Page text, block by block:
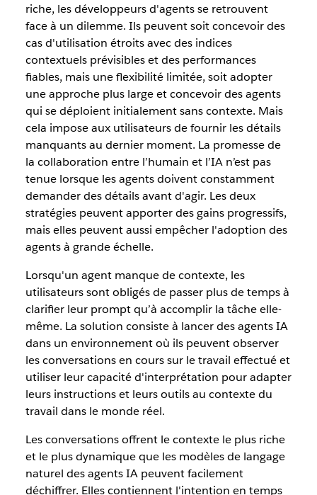
riche, les développeurs d'agents se retrouvent
face à un dilemme. Ils peuvent soit concevoir des
cas d'utilisation étroits avec des indices
contextuels prévisibles et des performances
fiables, mais une flexibilité limitée, soit adopter
une approche plus large et concevoir des agents
qui se déploient initialement sans contexte. Mais
cela impose aux utilisateurs de fournir les détails
manquants au dernier moment. La promesse de
la collaboration entre l’humain et l’IA n’est pas
tenue lorsque les agents doivent constamment
demander des détails avant d'agir. Les deux
stratégies peuvent apporter des gains progressifs,
mais elles peuvent aussi empêcher l'adoption des
agents à grande échelle.
Lorsqu'un agent manque de contexte, les
utilisateurs sont obligés de passer plus de temps à
clarifier leur prompt qu’à accomplir la tâche elle-
même. La solution consiste à lancer des agents IA
dans un environnement où ils peuvent observer
les conversations en cours sur le travail effectué et
utiliser leur capacité d'interprétation pour adapter
leurs instructions et leurs outils au contexte du
travail dans le monde réel.
Les conversations offrent le contexte le plus riche
et le plus dynamique que les modèles de langage
naturel des agents IA peuvent facilement
déchiffrer. Elles contiennent l'intention en temps